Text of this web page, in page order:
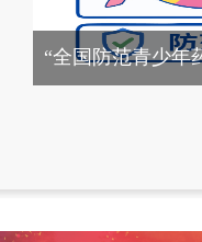
@国务院 我来说